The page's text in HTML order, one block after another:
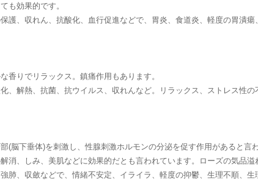
も効果的です。
護、収れん、抗酸化、血行促進などで、胃炎、食道炎、軽度の胃潰
香りでリラックス。鎮痛作用もあります。
、解熱、抗菌、抗ウイルス、収れんなど。リラックス、ストレス性
(脳下垂体)を刺激し、性腺刺激ホルモンの分泌を促す作用があると
、しみ、美肌などに効果的だとも言われています。ローズの気品溢
肺、収斂などで、情緒不安定、イライラ、軽度の抑鬱、生理不順、